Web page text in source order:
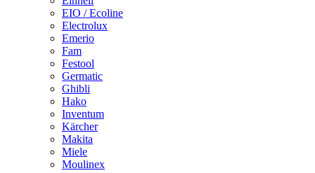
EIO / Ecoline
Electrolux
Emerio
Fam
Festool
Germatic
Ghibli
Hako
Inventum
Kärcher
Makita
Miele
Moulinex